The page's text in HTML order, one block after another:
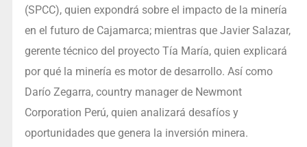
(SPCC), quien expondrá sobre el impacto de la minería
en el futuro de Cajamarca; mientras que Javier Salazar,
gerente técnico del proyecto Tía María, quien explicará
por qué la minería es motor de desarrollo. Así como
Darío Zegarra, country manager de Newmont
Corporation Perú, quien analizará desafíos y
oportunidades que genera la inversión minera.